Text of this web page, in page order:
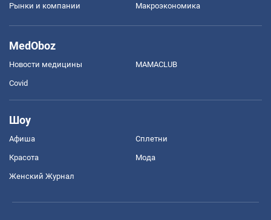
Рынки и компании Mакроэкономика
MedOboz
Новости медицины MAMACLUB
Covid
Шоу
Афиша Сплетни
Красота Мода
Женский Журнал